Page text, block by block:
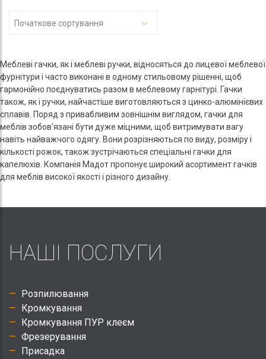
Початкове сортування
Меблеві гачки, як і меблеві ручки, відносяться до лицевої меблевої
фурнітури і часто виконані в одному стильовому рішенні, щоб
гармонійно поєднуватись разом в меблевому гарнітурі. Гачки
також, як і ручки, найчастіше виготовляються з цинко-алюмінієвих
сплавів. Поряд з привабливим зовнішнім виглядом, гачки для
меблів зобов'язані бути дуже міцними, щоб витримувати вагу
навіть найважчого одягу. Вони розрізняються по виду, розміру і
кількості рожок, також зустрічаються спеціальні гачки для
капелюхів. Компанія Мадот пропонує широкий асортимент гачків
для меблів високої якості і різного дизайну.
НАШІ ПОСЛУГИ
Розпилювання
Кромкування
Кромкування ПУР клеєм
Фрезерування
Присадка